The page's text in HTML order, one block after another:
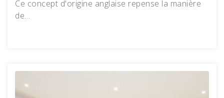
Ce concept d'origine anglaise repense la manière
de…